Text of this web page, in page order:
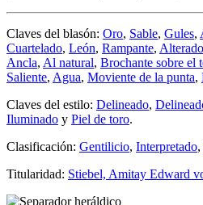
Claves del blasón: Oro, Sable, Gules,
Cuartelado, León, Rampante, Alterado
Ancla, Al natural, Brochante sobre el
Saliente, Agua, Moviente de la punta,
Claves del estilo: Delineado,
Iluminado y Piel de toro.
Clasificación: Gentilicio, Interpretado,
Titularidad: Stiebel, Amitay Edward